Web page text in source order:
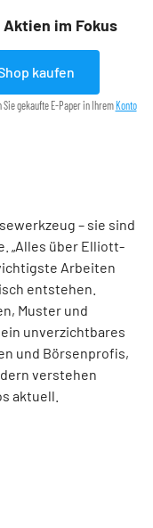
Aktien im Fokus
kaufen
Sie gekaufte E-Paper in Ihrem Konto
– sie sind
„Alles über Elliott-
Arbeiten
entstehen.
Muster und
unverzichtbares
und Börsenprofis,
verstehen
aktuell.